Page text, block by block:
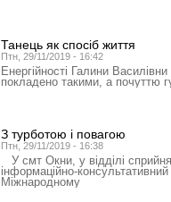
Танець як спосіб життя
Птн, 29/11/2019 - 16:42
Енергійності Галини
покладено такими, а почуттю
З турботою і повагою
Птн, 29/11/2019 - 16:38
У смт Окни, у відділі
інформаційно-
Міжнародному